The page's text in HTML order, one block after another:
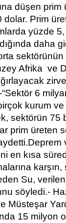
düşen
Prim
yüzde
daha
sektörünün
Afrika ve
“Sektör 6
kurum
sektörün 75
prim üreten
en kısa
Su,
söyledi.-
Müsteşar
15 milyon